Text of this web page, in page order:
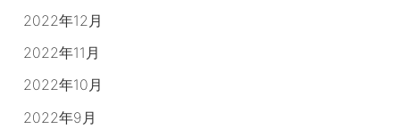
2022年12月
2022年11月
2022年10月
2022年9月